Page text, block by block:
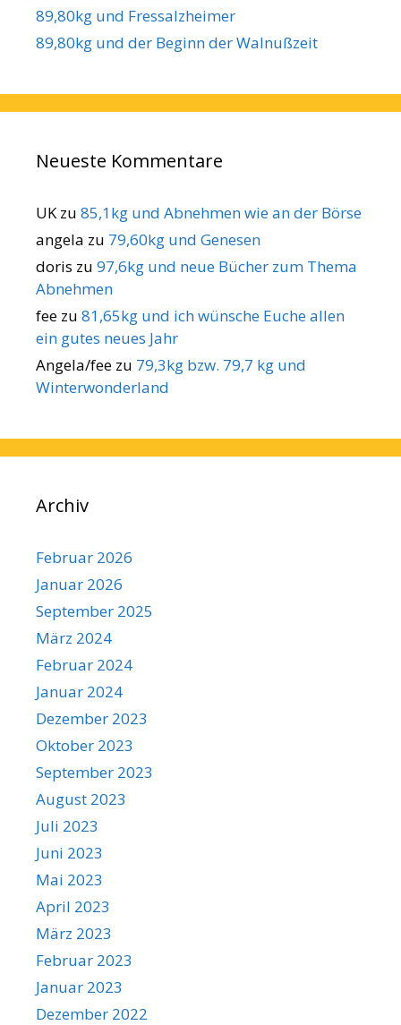
89,80kg und Fressalzheimer
89,80kg und der Beginn der Walnußzeit
Neueste Kommentare
UKzu 85,1kg und Abnehmen wie an der Börse
angela zu 79,60kg und Genesen
doris zu 97,6kg und neue Bücher zum Thema
Abnehmen
fee zu 81,65kg und ich wünsche Euche allen
ein gutes neues Jahr
Angela/fee zu 79,3kg bzw. 79,7 kg und
Winterwonderland
Archiv
Februar 2026
Januar 2026
September 2025
März 2024
Februar 2024
Januar 2024
Dezember 2023
Oktober 2023
September 2023
August 2023
Juli 2023
Juni 2023
Mai 2023
April 2023
März 2023
Februar 2023
Januar 2023
Dezember 2022